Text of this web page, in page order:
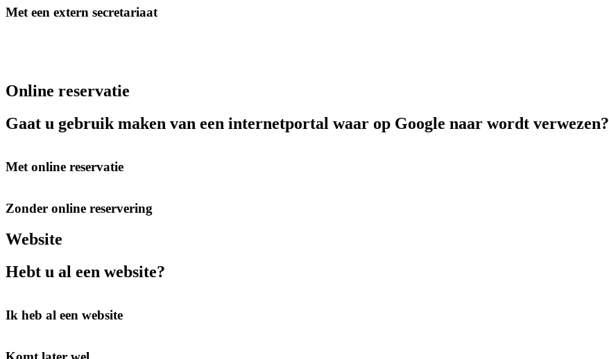
Met een extern secretariaat
Online reservatie
Gaat u gebruik maken van een internetportal waar op Google naar wordt verwezen?
Met online reservatie
Zonder online reservering
Website
Hebt u al een website?
Ik heb al een website